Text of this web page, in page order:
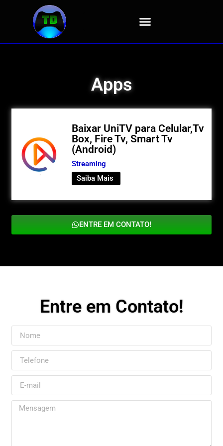
Apps
Baixar UniTV para Celular,Tv
Box, Fire Tv, Smart Tv
(Android)
Streaming
Saiba Mais
ENTRE EM CONTATO!
Entre em Contato!